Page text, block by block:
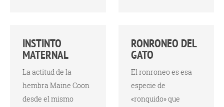
INSTINTO
MATERNAL
La actitud de la
hembra Maine Coon
desde el mismo
RONRONEO DEL
GATO
El ronroneo es esa
especie de
«ronquido» que